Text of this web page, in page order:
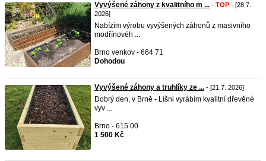
Vyvýšené záhony z kvalitního m ... - TOP - [28.7.
2026]
Nabízím výrobu vyvýšených záhonů z masivního
modřínovéh ...
Brno venkov - 664 71
Dohodou
Vyvýšené záhony a truhlíky ze ... - [21.7. 2026]
Dobrý den, v Brně - Líšni vyrábím kvalitní dřevěné
vyv ...
Brno - 615 00
1 500 Kč